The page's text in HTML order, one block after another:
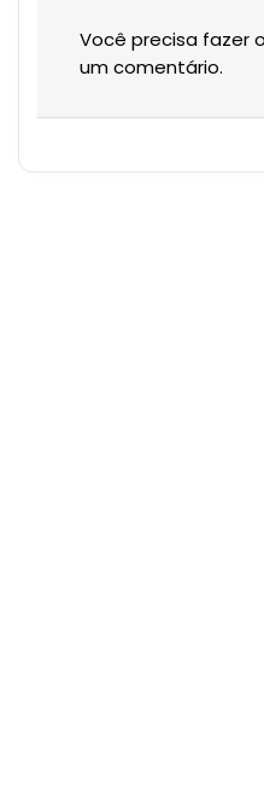
Você precisa fazer o
um comentário.